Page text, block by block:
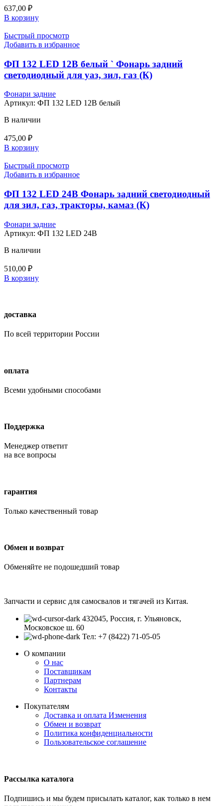
637,00 ₽
В корзину
Быстрый просмотр
Добавить в избранное
ФП 132 LED 12В белый ` Фонарь задний
светодиодный для уаз, зил, газ (К)
Фонари задние
Артикул: ФП 132 LED 12В белый
В наличии
475,00 ₽
В корзину
Быстрый просмотр
Добавить в избранное
ФП 132 LED 24В Фонарь задний светодиодный
для зил, газ, тракторы, камаз (К)
Фонари задние
Артикул: ФП 132 LED 24В
В наличии
510,00 ₽
В корзину
доставка
По всей территории России
оплата
Всеми удобными способами
Поддержка
Менеджер ответит
на все вопросы
гарантия
Только качественный товар
Обмен и возврат
Обменяйте не подошедший товар
Запчасти и сервис для самосвалов и тягачей из Китая.
432045, Россия, г. Ульяновск,
Московское ш. 60
Тел: +7 (8422) 71-05-05
О компании
О нас
Поставщикам
Партнерам
Контакты
Покупателям
Доставка и оплата Изменения
Обмен и возврат
Политика конфиденциальности
Пользовательское соглашение
Рассылка каталога
Подпишись и мы будем присылать каталог, как только в нем